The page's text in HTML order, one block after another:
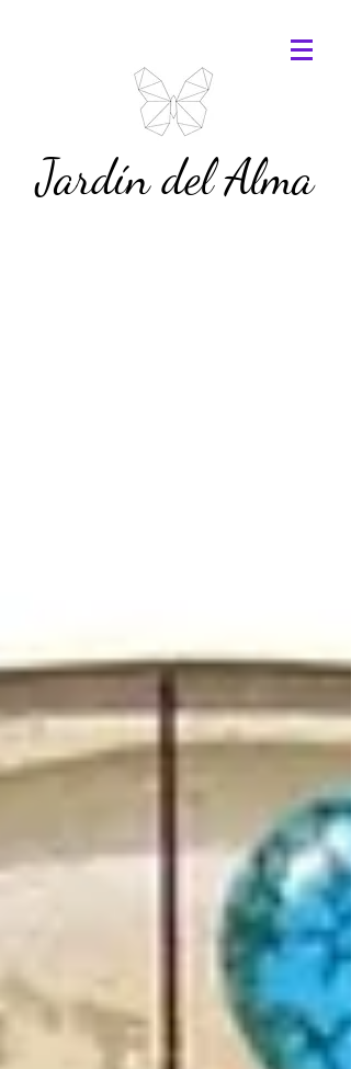
Jardín del Alma